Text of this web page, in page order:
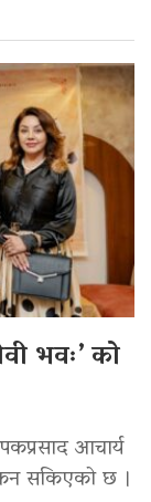
भवः’ को
आचार्य
सकिएको छ ।